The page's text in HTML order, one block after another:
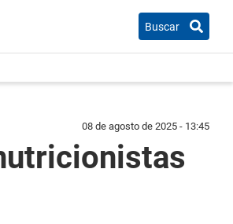
Buscar
08 de agosto de 2025 - 13:45